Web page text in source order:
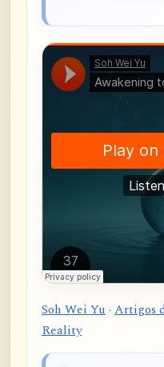
Soh Wei Yu· Artigos
Reality